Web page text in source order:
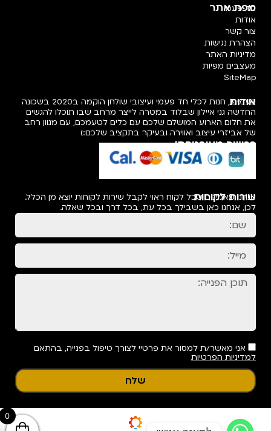
מפת אתר
חד פעמי
אודות
צור קשר
הצהרת נגישות
מדיניות האתר
מעצבים מפיות
SiteMap
אודות
פעמיפו, חנות לכלי חד פעמי ועיצובי שולחן הוקמה ב2020 בשכונה
החדשה גני איילון שבלוד במטרה לייצר מרחב שבו תוכלו להגשים
את חלום הארוע המושלם שלכם עם כלים לטעמכם, עם מגוון רחב
של אביזרי עיצוב ואווירה ובעיקר בתקציב שלכם:)
רכישה מאובטחת!
שירות לקוחות
אנחנו מאמינים שכל לקוח ראוי לקבל שירות לקוחות יוצא מן הכלל.
לכן, אנחנו כאן בשבילך בכל עת, בכל דרך ובכל שאלה.
אני מאשר/ת למסור את פרטיי לצורך טיפול בפנייה, בהתאם
למדיניות הפרטיות
שלח
0